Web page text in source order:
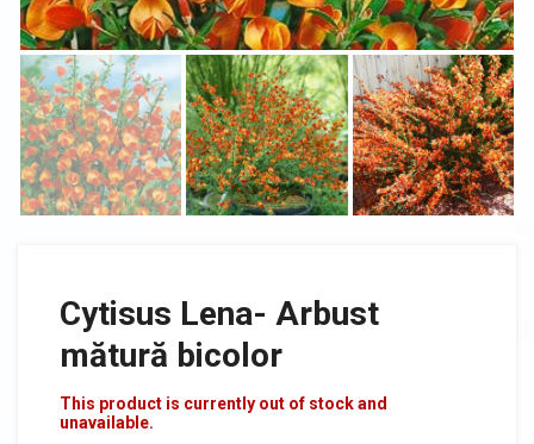
Cytisus Lena- Arbust
mătură bicolor
This product is currently out of stock and
unavailable.